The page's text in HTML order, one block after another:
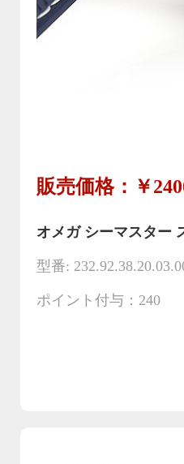
販売価格：￥
オメガ シーマスター
型番:
ポイント付与：240